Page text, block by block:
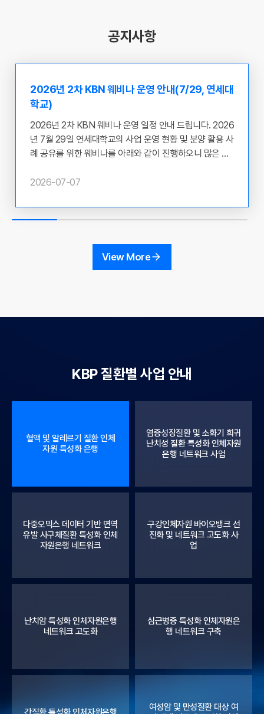
공지사항
2026년 2차 KBN 웨비나 운영 안내(7/29, 연세대
학교)
2026년 2차 KBN 웨비나 운영 일정 안내 드립니다. 2026
년 7월 29일 연세대학교의 사업 운영 현황 및 분양 활용 사
례 공유를 위한 웨비나를 아래와 같이 진행하오니 많은 관
교 ○ 일시 : 2026.07.29(수) 12:00~13:00 ○ 목적 : 질병
공유 ○ 참석 대상 : KBN 참여 기관 연구 책임자 및 실무
자, 인체유래물은행 관련자 및 이용자 ○ 참석 방법 : Zoo
s/j/81057006929?pwd=9gMmC1tVii3iAfdYrSpSvjq
2026-07-07
View More
KBP 질환별 사업 안내
혈액 및 알레르기 질환 인체
자원 특성화 은행
염증성장질환 및 소화기 희귀
난치성 질환 특성화 인체자원
은행 네트워크 사업
다중오믹스 데이터 기반 면역
유발 사구체질환 특성화 인체
자원은행 네트워크
구강인체자원 바이오뱅크 선
진화 및 네트워크 고도화 사
업
난치암 특성화 인체자원은행
네트워크 고도화
심근병증 특성화 인체자원은
행 네트워크 구축
여성암 및 만성질환 대상 여